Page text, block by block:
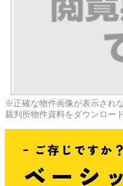
※正確な物件画像が表示され
裁判所物件資料をダウンロー